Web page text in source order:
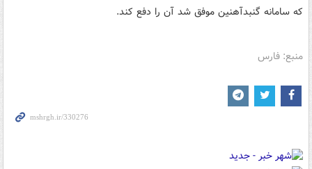
که سامانه گنبدآهنین موفق شد آن را دفع کند.
منبع: فارس